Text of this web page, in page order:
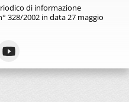
di informazione
328/2002 in data 27 maggio